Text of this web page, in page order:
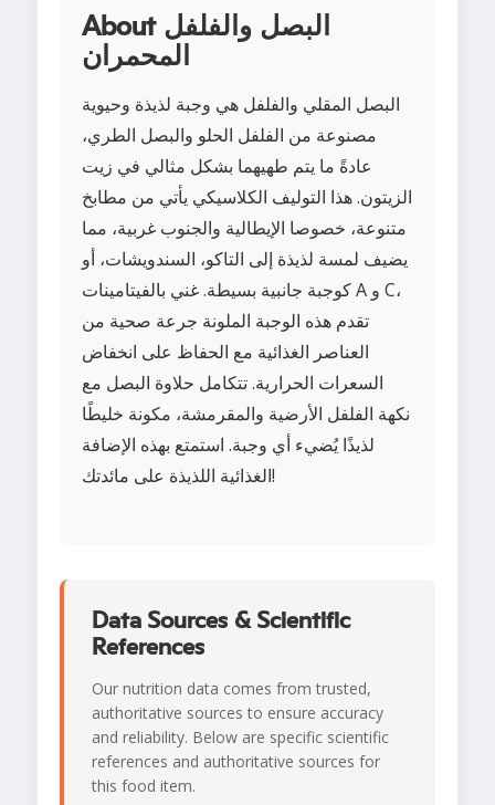
About البصل والفلفل
المحمران
البصل المقلي والفلفل هي وجبة لذيذة وحيوية
مصنوعة من الفلفل الحلو والبصل الطري،
عادةً ما يتم طهيهما بشكل مثالي في زيت
الزيتون. هذا التوليف الكلاسيكي يأتي من مطابخ
متنوعة، خصوصا الإيطالية والجنوب غربية، مما
يضيف لمسة لذيذة إلى التاكو، السندويشات، أو
كوجبة جانبية بسيطة. غني بالفيتامينات A و C،
تقدم هذه الوجبة الملونة جرعة صحية من
العناصر الغذائية مع الحفاظ على انخفاض
السعرات الحرارية. تتكامل حلاوة البصل مع
نكهة الفلفل الأرضية والمقرمشة، مكونة خليطًا
لذيذًا يُضيء أي وجبة. استمتع بهذه الإضافة
الغذائية اللذيذة على مائدتك!
Data Sources & Scientific
References
Our nutrition data comes from trusted,
authoritative sources to ensure accuracy
and reliability. Below are specific scientific
references and authoritative sources for
this food item.